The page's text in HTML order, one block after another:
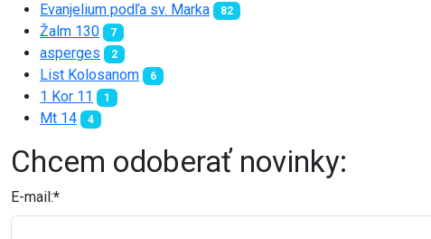
Evanjelium podľa sv. Marka 82
Žalm 130 7
asperges 2
List Kolosanom 6
1 Kor 11 1
Mt 14 4
Chcem odoberať novinky:
E-mail:*